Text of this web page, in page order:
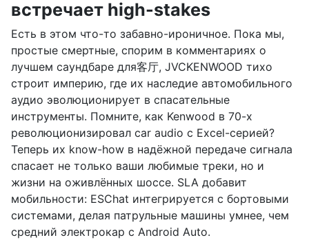
встречает high-stakes
Есть в этом что-то забавно-ироничное. Пока мы,
простые смертные, спорим в комментариях о
лучшем саундбаре для客厅, JVCKENWOOD тихо
строит империю, где их наследие автомобильного
аудио эволюционирует в спасательные
инструменты. Помните, как Kenwood в 70-х
революционизировал car audio с Excel-серией?
Теперь их know-how в надёжной передаче сигнала
спасает не только ваши любимые треки, но и
жизни на оживлённых шоссе. SLA добавит
мобильности: ESChat интегрируется с бортовыми
системами, делая патрульные машины умнее, чем
средний электрокар с Android Auto.